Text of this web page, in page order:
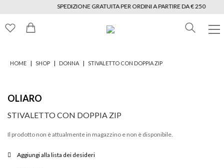
SPEDIZIONE GRATUITA PER ORDINI A PARTIRE DA € 250
HOME | SHOP | DONNA | STIVALETTO CON DOPPIA ZIP
OLIARO
STIVALETTO CON DOPPIA ZIP
Il prodotto non è attualmente in magazzino e non è disponibile.
Aggiungi alla lista dei desideri